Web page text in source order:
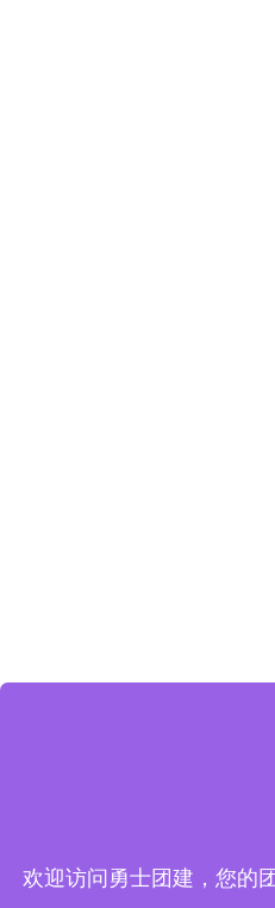
欢迎访问勇士团建，您的